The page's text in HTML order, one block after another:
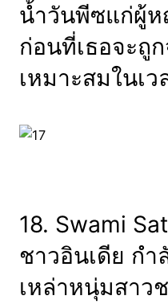
น้ำวันพีซแก่ผู้ห
ก่อนที่เธอจะถู
เหมาะสมในเ
18. Swami
ชาวอินเดีย กำ
เหล่าหนุ่มสาว